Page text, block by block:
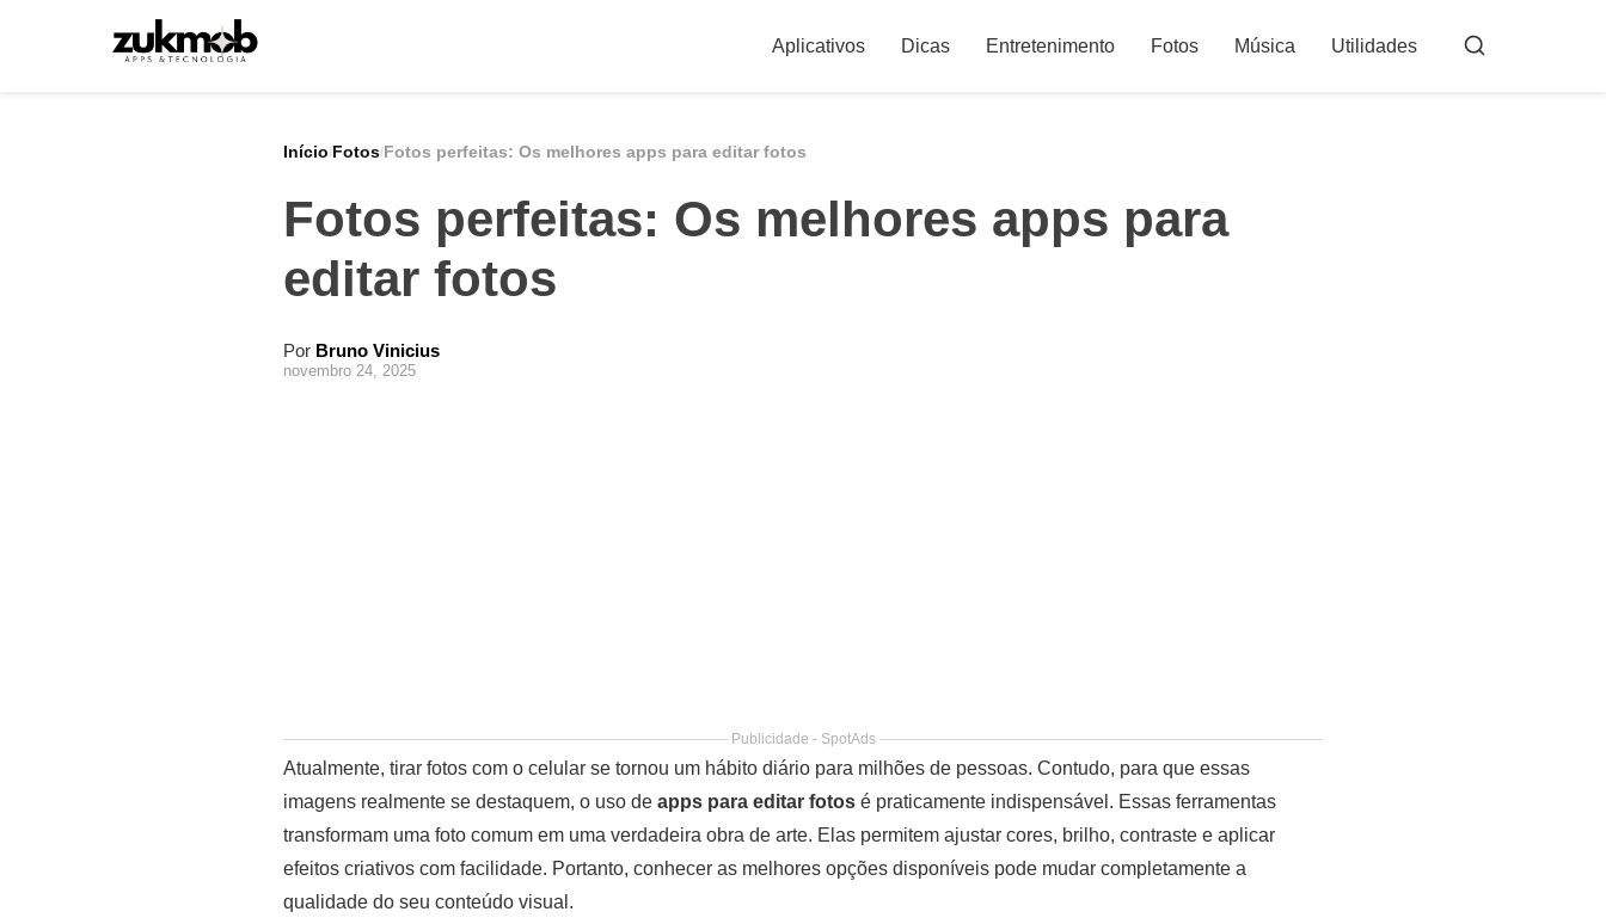
Aplicativos Dicas Entretenimento Fotos Música Utilidades Buscar
Início/ Fotos/ Fotos perfeitas: Os melhores apps para editar fotos
Fotos perfeitas: Os melhores apps para
editar fotos
Por Bruno Vinicius
novembro 24, 2025
Publicidade - SpotAds
Atualmente, tirar fotos com o celular se tornou um hábito diário para milhões de pessoas. Contudo, para que essas
imagens realmente se destaquem, o uso de apps para editar fotos é praticamente indispensável. Essas ferramentas
transformam uma foto comum em uma verdadeira obra de arte. Elas permitem ajustar cores, brilho, contraste e aplicar
efeitos criativos com facilidade. Portanto, conhecer as melhores opções disponíveis pode mudar completamente a
qualidade do seu conteúdo visual.